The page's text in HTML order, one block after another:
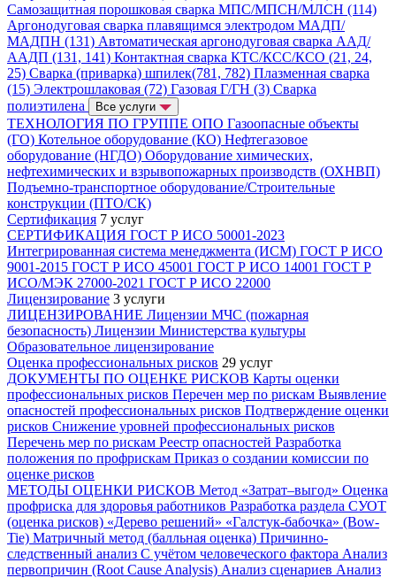
Самозащитная порошковая сварка МПС/МПСН/МЛСН (114)
Аргонодуговая сварка плавящимся электродом МАДП/
МАДПН (131) Автоматическая аргонодуговая сварка ААД/
ААДП (131, 141) Контактная сварка КТС/КСС/КСО (21, 24,
25) Сварка (приварка) шпилек(781, 782) Плазменная сварка
(15) Электрошлаковая (72) Газовая Г/ГН (3) Сварка
полиэтилена
Все услуги
ТЕХНОЛОГИЯ ПО ГРУППЕ ОПО Газоопасные объекты
(ГО) Котельное оборудование (КО) Нефтегазовое
оборудование (НГДО) Оборудование химических,
нефтехимических и взрывопожарных производств (ОХНВП)
Подъемно-транспортное оборудование/Строительные
конструкции (ПТО/СК)
Сертификация 7 услуг
СЕРТИФИКАЦИЯ ГОСТ Р ИСО 50001-2023
Интегрированная система менеджмента (ИСМ) ГОСТ Р ИСО
9001-2015 ГОСТ Р ИСО 45001 ГОСТ Р ИСО 14001 ГОСТ Р
ИСО/МЭК 27000-2021 ГОСТ Р ИСО 22000
Лицензирование 3 услуги
ЛИЦЕНЗИРОВАНИЕ Лицензии МЧС (пожарная
безопасность) Лицензии Министерства культуры
Образовательное лицензирование
Оценка профессиональных рисков 29 услуг
ДОКУМЕНТЫ ПО ОЦЕНКЕ РИСКОВ Карты оценки
профессиональных рисков Перечен мер по рискам Выявление
опасностей профессиональных рисков Подтверждение оценки
рисков Снижение уровней профессиональных рисков
Перечень мер по рискам Реестр опасностей Разработка
положения по профрискам Приказ о создании комиссии по
оценке рисков
МЕТОДЫ ОЦЕНКИ РИСКОВ Метод «Затрат–выгод» Оценка
профриска для здоровья работников Разработка раздела СУОТ
(оценка рисков) «Дерево решений» «Галстук-бабочка» (Bow-
Tie) Матричный метод (балльная оценка) Причинно-
следственный анализ С учётом человеческого фактора Анализ
первопричин (Root Cause Analysis) Анализ сценариев Анализ